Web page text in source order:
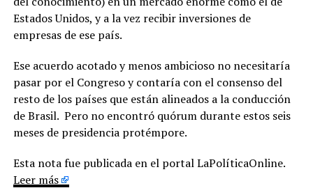
Estados Unidos, y a la vez recibir inversiones de
empresas de ese país.
Ese acuerdo acotado y menos ambicioso no necesitaría
pasar por el Congreso y contaría con el consenso del
resto de los países que están alineados a la conducción
de Brasil. Pero no encontró quórum durante estos seis
meses de presidencia protémpore.
Esta nota fue publicada en el portal LaPolíticaOnline.
Leer más